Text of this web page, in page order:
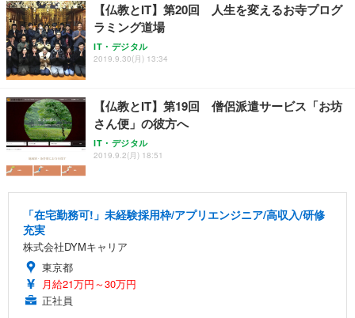
【仏教とIT】第20回 人生を変えるお寺プログ
ラミング道場
IT・デジタル
2019.9.30(月) 13:34
【仏教とIT】第19回 僧侶派遣サービス「お坊
さん便」の彼方へ
IT・デジタル
2019.9.2(月) 18:51
「在宅勤務可!」未経験採用枠/アプリエンジニア/高収入/研修
充実
株式会社DYMキャリア
東京都
月給21万円～30万円
正社員